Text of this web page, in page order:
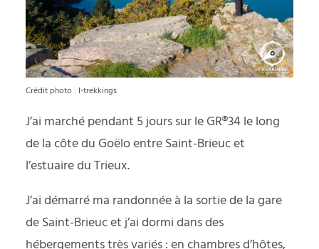
Crédit photo : I-trekkings
J’ai marché pendant 5 jours sur le GR®34 le long
de la côte du Goëlo entre Saint-Brieuc et
l’estuaire du Trieux.
J’ai démarré ma randonnée à la sortie de la gare
de Saint-Brieuc et j’ai dormi dans des